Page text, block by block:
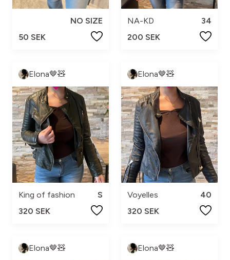
NO SIZE
50 SEK
NA-KD
34
200 SEK
Elona🤎🧸
King of fashion
S
320 SEK
Elona🤎🧸
Voyelles
40
320 SEK
Elona🤎🧸 Elona🤎🧸